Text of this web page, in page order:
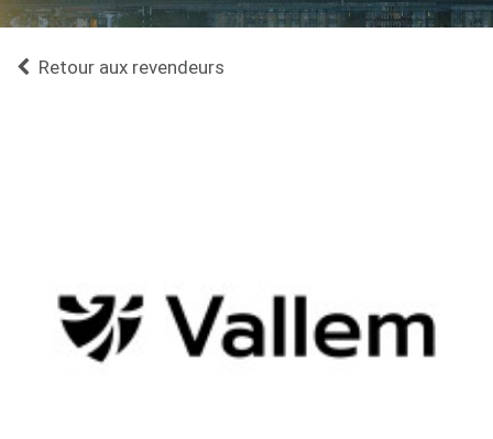
Retour aux revendeurs